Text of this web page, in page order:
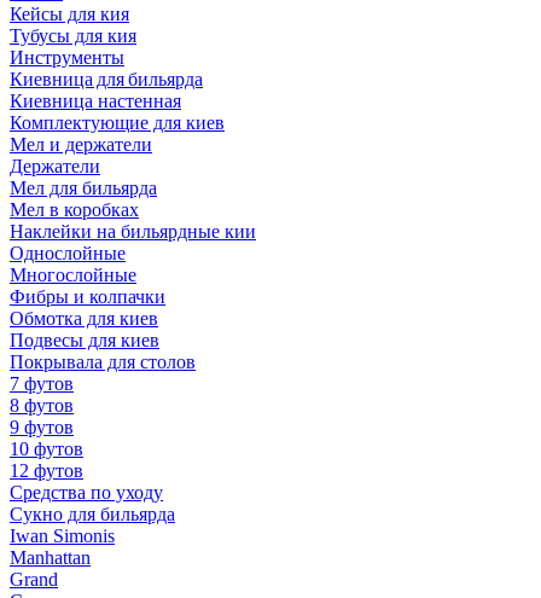
Кейсы для кия
Тубусы для кия
Инструменты
Киевница для бильярда
Киевница настенная
Комплектующие для киев
Мел и держатели
Держатели
Мел для бильярда
Мел в коробках
Наклейки на бильярдные кии
Однослойные
Многослойные
Фибры и колпачки
Обмотка для киев
Подвесы для киев
Покрывала для столов
7 футов
8 футов
9 футов
10 футов
12 футов
Средства по уходу
Сукно для бильярда
Iwan Simonis
Manhattan
Grand